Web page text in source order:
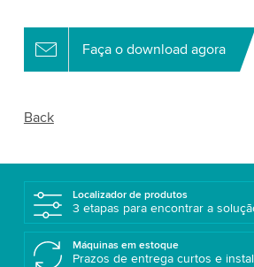
Faça o download agora
Back
Localizador de produtos
3 etapas para encontrar a
Máquinas em estoque
Prazos de entrega curtos e